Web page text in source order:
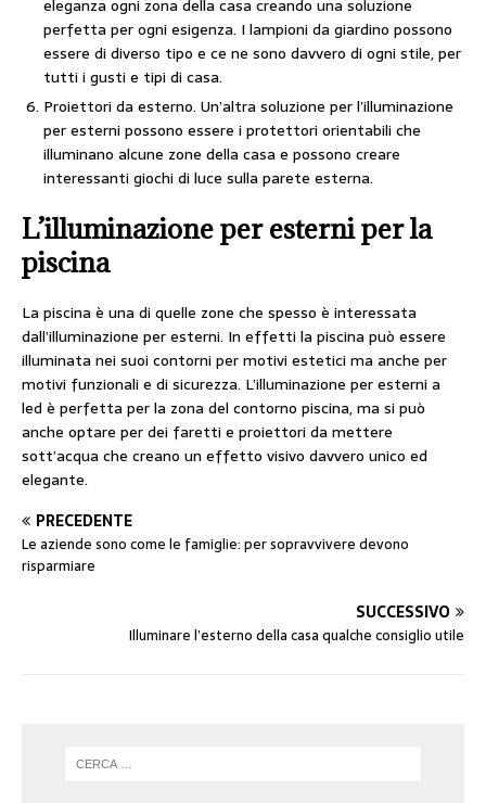
eleganza ogni zona della casa creando una soluzione
perfetta per ogni esigenza. I lampioni da giardino possono
essere di diverso tipo e ce ne sono davvero di ogni stile, per
tutti i gusti e tipi di casa.
Proiettori da esterno. Un’altra soluzione per l’illuminazione
per esterni possono essere i protettori orientabili che
illuminano alcune zone della casa e possono creare
interessanti giochi di luce sulla parete esterna.
L’illuminazione per esterni per la
piscina
La piscina è una di quelle zone che spesso è interessata
dall’illuminazione per esterni. In effetti la piscina può essere
illuminata nei suoi contorni per motivi estetici ma anche per
motivi funzionali e di sicurezza. L’illuminazione per esterni a
led è perfetta per la zona del contorno piscina, ma si può
anche optare per dei faretti e proiettori da mettere
sott’acqua che creano un effetto visivo davvero unico ed
elegante.
PRECEDENTE
Le aziende sono come le famiglie: per sopravvivere devono
risparmiare
SUCCESSIVO
Illuminare l’esterno della casa qualche consiglio utile